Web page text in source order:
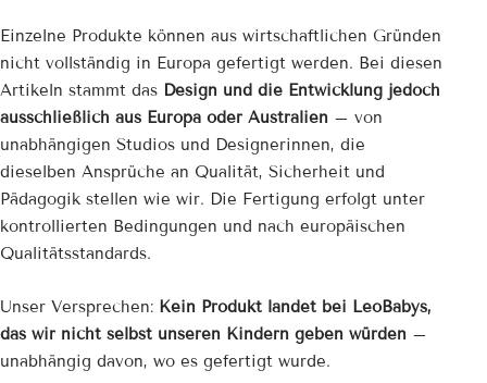
Einzelne Produkte können aus wirtschaftlichen Gründen
nicht vollständig in Europa gefertigt werden. Bei diesen
Artikeln stammt das Design und die Entwicklung jedoch
ausschließlich aus Europa oder Australien – von
unabhängigen Studios und Designerinnen, die
dieselben Ansprüche an Qualität, Sicherheit und
Pädagogik stellen wie wir. Die Fertigung erfolgt unter
kontrollierten Bedingungen und nach europäischen
Qualitätsstandards.
Unser Versprechen: Kein Produkt landet bei LeoBabys,
das wir nicht selbst unseren Kindern geben würden –
unabhängig davon, wo es gefertigt wurde.